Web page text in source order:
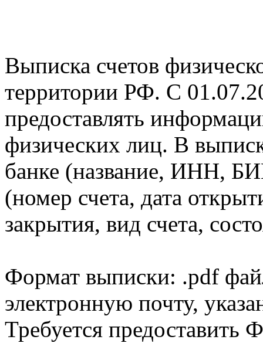
Выписка счетов
территории РФ. С
предоставлять
физических лиц. В
банке (название, ИНН,
(номер счета, дата
закрытия, вид счета,
Формат выписки: .pdf
электронную почту,
Требуется